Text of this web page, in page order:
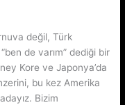
değil, Türk
de varım” dediği bir
Kore ve Japonya’da
bu kez Amerika
Bizim